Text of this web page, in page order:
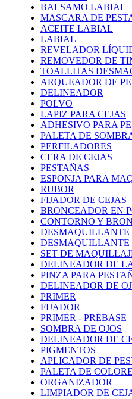
BALSAMO LABIAL
MASCARA DE
ACEITE LABIAL
LABIAL
REVELADOR
REMOVEDOR DE
TOALLITAS
ARQUEADOR DE
DELINEADOR
POLVO
LAPIZ PARA CEJAS
ADHESIVO PARA
PALETA DE
PERFILADORES
CERA DE CEJAS
PESTAÑAS
ESPONJA PARA
RUBOR
FIJADOR DE CEJAS
BRONCEADOR EN
CONTORNO Y
DESMAQUILLANTE
DESMAQUILLANTE
SET DE
DELINEADOR DE
PINZA PARA
DELINEADOR DE
PRIMER
FIJADOR
PRIMER - PREBASE
SOMBRA DE OJOS
DELINEADOR DE
PIGMENTOS
APLICADOR DE
PALETA DE
ORGANIZADOR
LIMPIADOR DE